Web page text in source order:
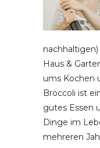
Haus &
ums Kochen
Broccoli ist
gutes Essen
Dinge im
mehreren